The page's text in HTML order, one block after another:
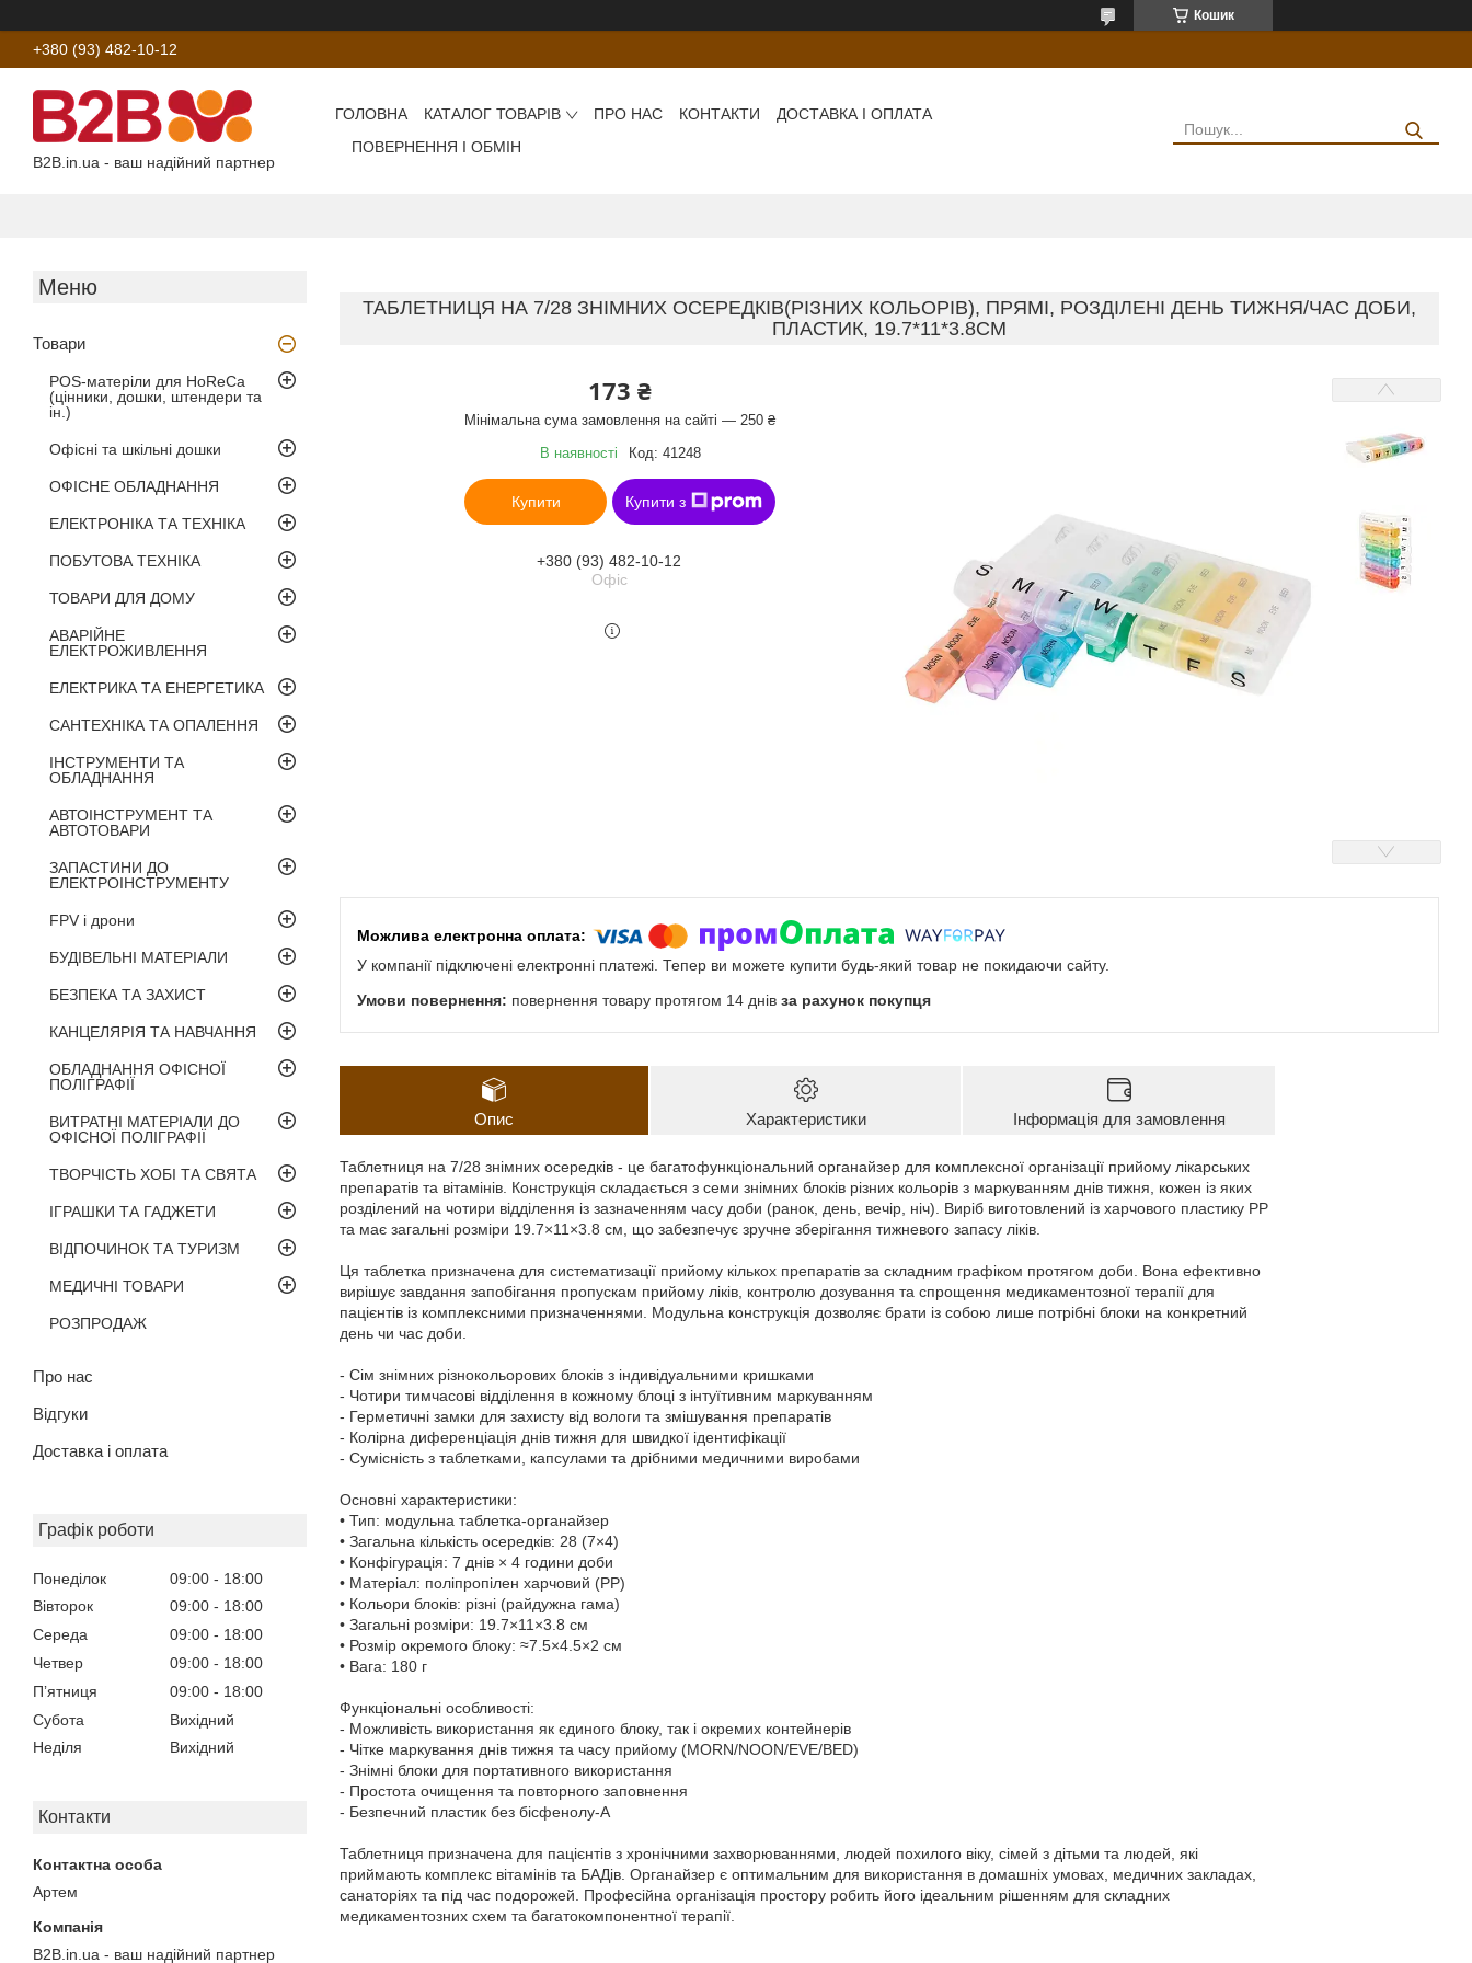
Кошик
+380 (93) 482-10-12
B2B.in.ua - ваш надійний партнер
ГОЛОВНА КАТАЛОГ ТОВАРІВ ПРО НАС КОНТАКТИ
ДОСТАВКА І ОПЛАТА
ПОВЕРНЕННЯ І ОБМІН
Товари
POS-матеріли для HoReCa
(цінники, дошки, штендери та
ін.)
Офісні та шкільні дошки
ОФІСНЕ ОБЛАДНАННЯ
ЕЛЕКТРОНІКА ТА ТЕХНІКА
ПОБУТОВА ТЕХНІКА
ТОВАРИ ДЛЯ ДОМУ
АВАРІЙНЕ
ЕЛЕКТРОЖИВЛЕННЯ
ЕЛЕКТРИКА ТА ЕНЕРГЕТИКА
САНТЕХНІКА ТА ОПАЛЕННЯ
ІНСТРУМЕНТИ ТА
ОБЛАДНАННЯ
АВТОІНСТРУМЕНТ ТА
АВТОТОВАРИ
ЗАПАСТИНИ ДО
ЕЛЕКТРОІНСТРУМЕНТУ
FPV і дрони
БУДІВЕЛЬНІ МАТЕРІАЛИ
БЕЗПЕКА ТА ЗАХИСТ
КАНЦЕЛЯРІЯ ТА НАВЧАННЯ
ОБЛАДНАННЯ ОФІСНОЇ
ПОЛІГРАФІЇ
ВИТРАТНІ МАТЕРІАЛИ ДО
ОФІСНОЇ ПОЛІГРАФІЇ
ТВОРЧІСТЬ ХОБІ ТА СВЯТА
ІГРАШКИ ТА ГАДЖЕТИ
ВІДПОЧИНОК ТА ТУРИЗМ
МЕДИЧНІ ТОВАРИ
РОЗПРОДАЖ
Про нас
Відгуки
Доставка і оплата
Графік роботи
Понеділок 09:00
18:00
Вівторок
09:00
18:00
Середа
09:00
18:00
Четвер
09:00
18:00
Пʼятниця
09:00
18:00
Субота
Вихідний
Неділя
Вихідний
Контакти
Артем
B2B.in.ua - ваш надійний партнер
ТАБЛЕТНИЦЯ НА 7/28 ЗНІМНИХ ОСЕРЕДКІВ(РІЗНИХ КОЛЬОРІВ), ПРЯМІ, РОЗДІЛЕНІ ДЕНЬ ТИЖНЯ/ЧАС ДОБИ,
ПЛАСТИК, 19.7*11*3.8СМ
173 ₴
Мінімальна сума замовлення на сайті — 250 ₴
В наявності
Код: 41248
Купити Купити з
+380 (93) 482-10-12
Офіс
У компанії підключені електронні платежі. Тепер ви можете купити будь-який товар не покидаючи сайту.
повернення товару протягом 14 днів за рахунок покупця
Опис Характеристики Інформація для замовлення
Таблетниця на 7/28 знімних осередків - це багатофункціональний органайзер для комплексної організації прийому лікарських
препаратів та вітамінів. Конструкція складається з семи знімних блоків різних кольорів з маркуванням днів тижня, кожен із яких
розділений на чотири відділення із зазначенням часу доби (ранок, день, вечір, ніч). Виріб виготовлений із харчового пластику PP
та має загальні розміри 19.7×11×3.8 см, що забезпечує зручне зберігання тижневого запасу ліків.
Ця таблетка призначена для систематизації прийому кількох препаратів за складним графіком протягом доби. Вона ефективно
вирішує завдання запобігання пропускам прийому ліків, контролю дозування та спрощення медикаментозної терапії для
пацієнтів із комплексними призначеннями. Модульна конструкція дозволяє брати із собою лише потрібні блоки на конкретний
день чи час доби.
- Сім знімних різнокольорових блоків з індивідуальними кришками
- Чотири тимчасові відділення в кожному блоці з інтуїтивним маркуванням
- Герметичні замки для захисту від вологи та змішування препаратів
- Колірна диференціація днів тижня для швидкої ідентифікації
- Сумісність з таблетками, капсулами та дрібними медичними виробами
Основні характеристики:
• Тип: модульна таблетка-органайзер
• Загальна кількість осередків: 28 (7×4)
• Конфігурація: 7 днів × 4 години доби
• Матеріал: поліпропілен харчовий (PP)
• Кольори блоків: різні (райдужна гама)
• Загальні розміри: 19.7×11×3.8 см
• Розмір окремого блоку: ≈7.5×4.5×2 см
• Вага: 180 г
Функціональні особливості:
- Можливість використання як єдиного блоку, так і окремих контейнерів
- Чітке маркування днів тижня та часу прийому (MORN/NOON/EVE/BED)
- Знімні блоки для портативного використання
- Простота очищення та повторного заповнення
- Безпечний пластик без бісфенолу-А
Таблетниця призначена для пацієнтів з хронічними захворюваннями, людей похилого віку, сімей з дітьми та людей, які
приймають комплекс вітамінів та БАДів. Органайзер є оптимальним для використання в домашніх умовах, медичних закладах,
санаторіях та під час подорожей. Професійна організація простору робить його ідеальним рішенням для складних
медикаментозних схем та багатокомпонентної терапії.